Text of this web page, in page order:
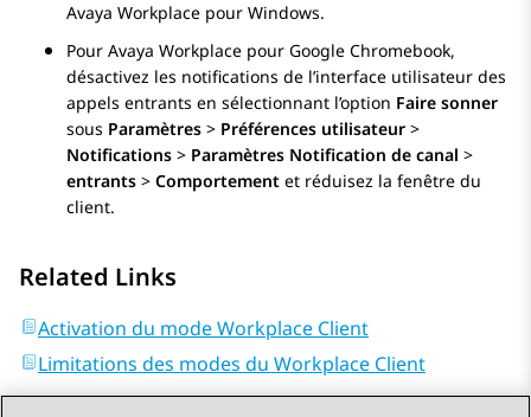
Avaya Workplace pour Windows.
Pour Avaya Workplace pour Google Chromebook,
désactivez les notifications de l’interface utilisateur des
appels entrants en sélectionnant l’option Faire sonner
sous Paramètres > Préférences utilisateur >
Notifications > Paramètres Notification de canal >
entrants > Comportement et réduisez la fenêtre du
client.
Related Links
Activation du mode Workplace Client
Limitations des modes du Workplace Client